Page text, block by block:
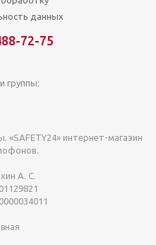
данных
72-75
группы:
интернет-магазин
А. С.